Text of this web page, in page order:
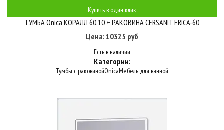
Купить в один клик
ТУМБА Onica КОРАЛЛ 60.10 + РАКОВИНА CERSANIT ERICA-60
Цена: 10325 руб
Есть в наличии
Категории:
Тумбы с раковинойOnicaМебель для ванной